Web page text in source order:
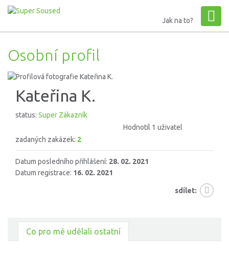
Jak na to?
Osobní profil
Kateřina K.
status: Super Zákazník
Hodnotil 1 uživatel
zadaných zakázek: 2
Datum posledního přihlášení: 28. 02. 2021
Datum registrace: 16. 02. 2021
sdílet:
Co pro mě udělali ostatní